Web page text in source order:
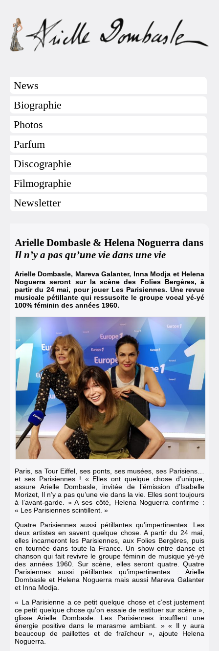
News
Biographie
Photos
Parfum
Discographie
Filmographie
Newsletter
Arielle Dombasle & Helena Noguerra dans
Il n’y a pas qu’une vie dans une vie
Arielle Dombasle, Mareva Galanter, Inna Modja et Helena
Noguerra seront sur la scène des Folies Bergères, à
partir du 24 mai, pour jouer Les Parisiennes. Une revue
musicale pétillante qui ressuscite le groupe vocal yé-yé
100% féminin des années 1960.
Paris, sa Tour Eiffel, ses ponts, ses musées, ses Parisiens…
et ses Parisiennes ! « Elles ont quelque chose d’unique,
assure Arielle Dombasle, invitée de l’émission d’Isabelle
Morizet, Il n’y a pas qu’une vie dans la vie. Elles sont toujours
à l’avant-garde. » A ses côté, Helena Noguerra confirme :
« Les Parisiennes scintillent. »
Quatre Parisiennes aussi pétillantes qu’impertinentes. Les
deux artistes en savent quelque chose. A partir du 24 mai,
elles incarneront les Parisiennes, aux Folies Bergères, puis
en tournée dans toute la France. Un show entre danse et
chanson qui fait revivre le groupe féminin de musique yé-yé
des années 1960. Sur scène, elles seront quatre. Quatre
Parisiennes aussi pétillantes qu’impertinentes : Arielle
Dombasle et Helena Noguerra mais aussi Mareva Galanter
et Inna Modja.
« La Parisienne a ce petit quelque chose et c’est justement
ce petit quelque chose qu’on essaie de restituer sur scène »,
glisse Arielle Dombasle. Les Parisiennes insufflent une
énergie positive dans le marasme ambiant. » « Il y aura
beaucoup de paillettes et de fraîcheur », ajoute Helena
Noguerra.